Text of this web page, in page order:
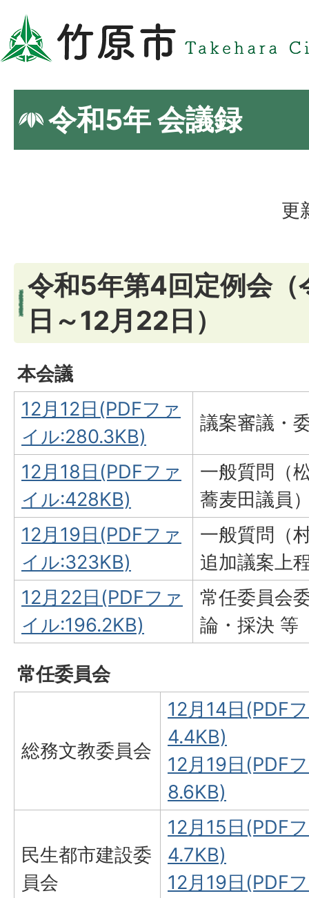
令和5年 会議録
更
令和5年第4回定例会（
日～12月22日）
本会議
12月12日(PDFファ
イル:280.3KB)
議案審議・
12月18日(PDFファ
イル:428KB)
一般質問（
蕎麦田議員
12月19日(PDFファ
イル:323KB)
一般質問（
追加議案上
12月22日(PDFファ
イル:196.2KB)
常任委員会
論・採決 等
常任委員会
総務文教委員会
12月14日(PDF
4.4KB)
12月19日(PDF
8.6KB)
民生都市建設委
員会
12月15日(PDF
4.7KB)
12月19日(PDF